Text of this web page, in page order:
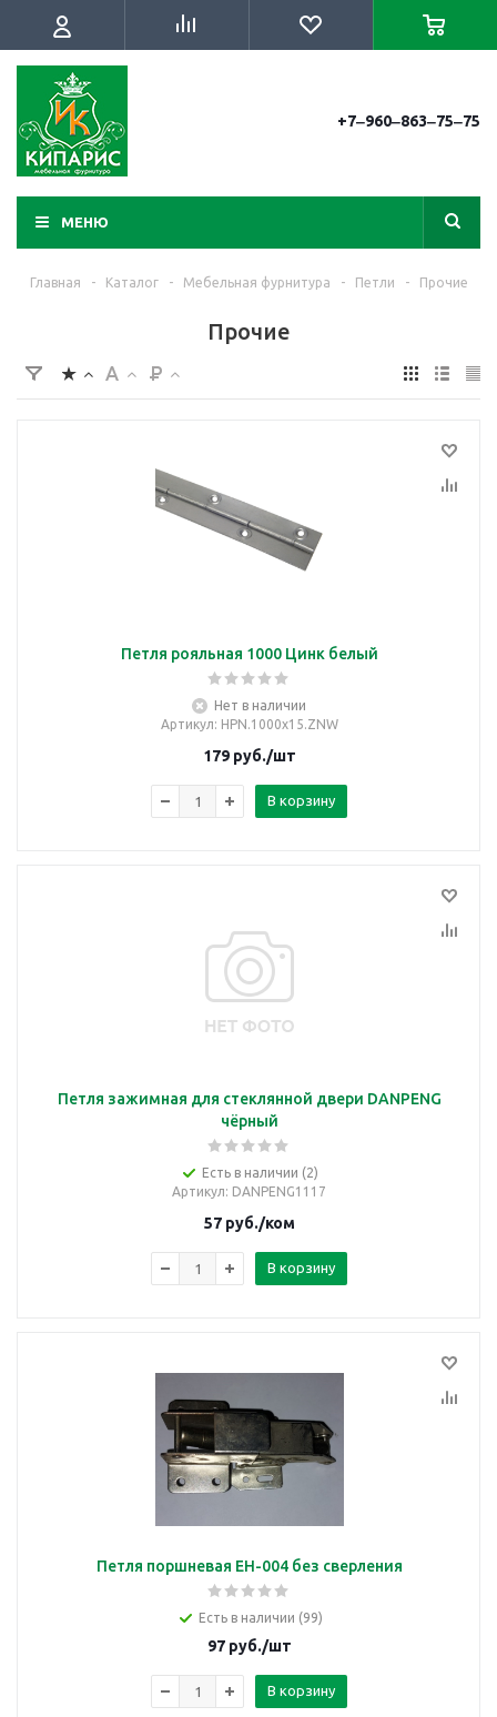
+7‒960‒863‒75‒75
МЕНЮ
Главная - Каталог - Мебельная фурнитура - Петли - Прочие
Прочие
Петля рояльная 1000 Цинк белый
Нет в наличии
Артикул: HPN.1000x15.ZNW
179руб./шт
В корзину
Петля зажимная для стеклянной двери DANPENG
чёрный
Есть в наличии (2)
Артикул: DANPENG1117
57руб./ком
В корзину
Петля поршневая ЕН-004 без сверления
Есть в наличии (99)
97руб./шт
В корзину